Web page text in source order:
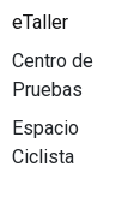
eTaller
Centro de
Pruebas
Espacio
Ciclista